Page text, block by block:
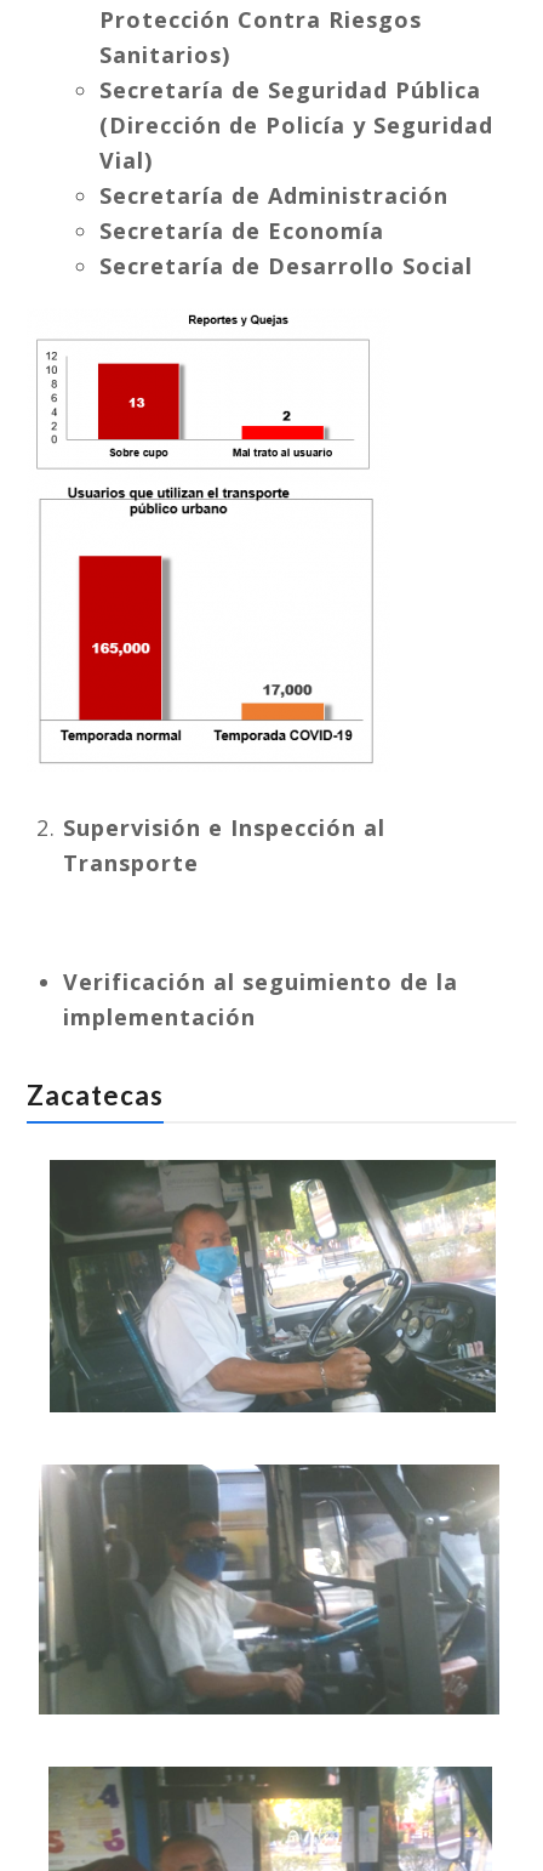
Protección Contra Riesgos
Sanitarios)
Secretaría de Seguridad Pública
(Dirección de Policía y Seguridad
Vial)
Secretaría de Administración
Secretaría de Economía
Secretaría de Desarrollo Social
Supervisión e Inspección al
Transporte
Verificación al seguimiento de la
implementación
Zacatecas